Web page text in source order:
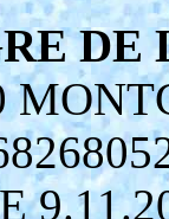
DE